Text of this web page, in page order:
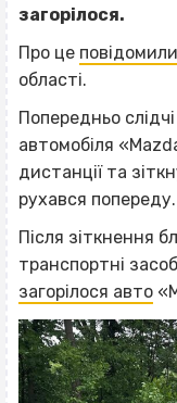
загорілося.
Про це повідомили
області.
Попередньо
автомобіля
дистанції та
рухався попереду.
Після зіткнення
транспортні
загорілося авто